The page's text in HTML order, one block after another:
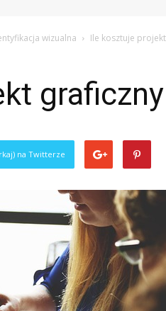
wizualna Ile kosztuje
na Twitterze